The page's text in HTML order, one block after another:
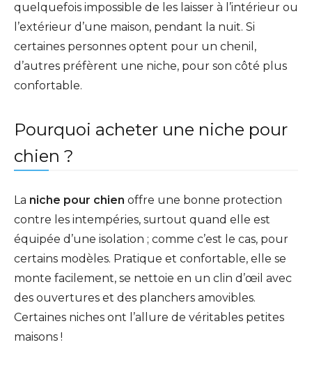
quelquefois impossible de les laisser à l’intérieur ou
l’extérieur d’une maison, pendant la nuit. Si
certaines personnes optent pour un chenil,
d’autres préfèrent une niche, pour son côté plus
confortable.
Pourquoi acheter une niche pour
chien ?
La niche pour chien offre une bonne protection
contre les intempéries, surtout quand elle est
équipée d’une isolation ; comme c’est le cas, pour
certains modèles. Pratique et confortable, elle se
monte facilement, se nettoie en un clin d’œil avec
des ouvertures et des planchers amovibles.
Certaines niches ont l’allure de véritables petites
maisons !